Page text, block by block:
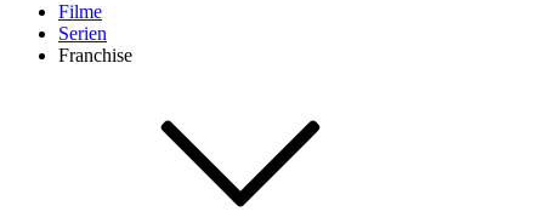
Filme
Serien
Franchise